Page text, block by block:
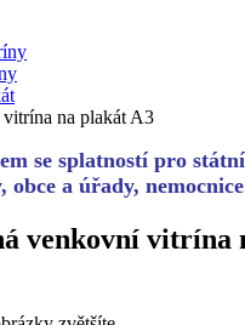
na plakát A3
se splatností pro
obce a úřady,
venkovní vitrína